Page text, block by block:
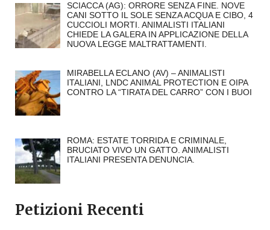
SCIACCA (AG): ORRORE SENZA FINE. NOVE
CANI SOTTO IL SOLE SENZA ACQUA E CIBO, 4
CUCCIOLI MORTI. ANIMALISTI ITALIANI
CHIEDE LA GALERA IN APPLICAZIONE DELLA
NUOVA LEGGE MALTRATTAMENTI.
MIRABELLA ECLANO (AV) – ANIMALISTI
ITALIANI, LNDC ANIMAL PROTECTION E OIPA
CONTRO LA “TIRATA DEL CARRO” CON I BUOI
ROMA: ESTATE TORRIDA E CRIMINALE,
BRUCIATO VIVO UN GATTO. ANIMALISTI
ITALIANI PRESENTA DENUNCIA.
Petizioni Recenti